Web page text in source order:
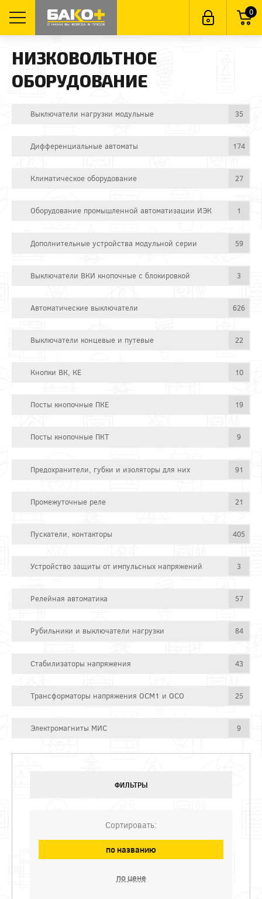
0
НИЗКОВОЛЬТНОЕ
ОБОРУДОВАНИЕ
Выключатели нагрузки модульные 35
Дифференциальные автоматы 174
Климатическое оборудование 27
Оборудование промышленной автоматизации ИЭК 1
Дополнительные устройства модульной серии 59
Выключатели ВКИ кнопочные с блокировкой 3
Автоматические выключатели 626
Выключатели концевые и путевые 22
Кнопки ВК, КЕ 10
Посты кнопочные ПКЕ 19
Посты кнопочные ПКТ 9
Предохранители, губки и изоляторы для них 91
Промежуточные реле 21
Пускатели, контакторы 405
Устройство защиты от импульсных напряжений 3
Релейная автоматика 57
Рубильники и выключатели нагрузки 84
Стабилизаторы напряжения 43
Трансформаторы напряжения ОСМ1 и ОСО 25
Электромагниты МИС 9
ФИЛЬТРЫ
Сортировать:
по названию
по цене